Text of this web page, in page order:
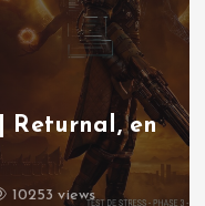
Returnal, en
10253 views